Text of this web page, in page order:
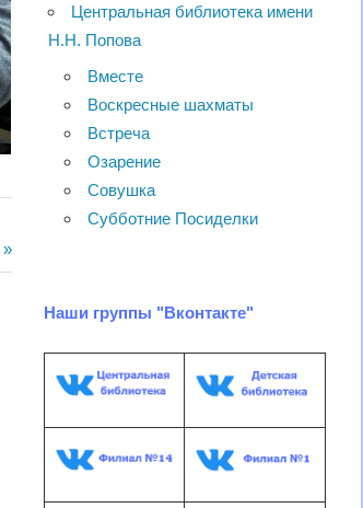
Центральная библиотека имени
Н.Н. Попова
Вместе
Воскресные шахматы
Встреча
Озарение
Совушка
Субботние Посиделки
Наши группы "Вконтакте"